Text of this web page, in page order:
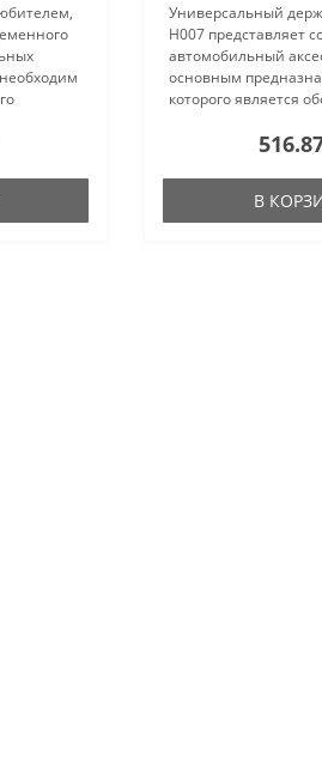
рулем
Универсальный
H007 представляет
автомобильный
основным
которого является
устройства на
гарантирует
В